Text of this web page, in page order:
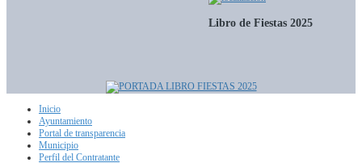
Libro de Fiestas 2025
Inicio
Ayuntamiento
Portal de transparencia
Municipio
Perfil del Contratante